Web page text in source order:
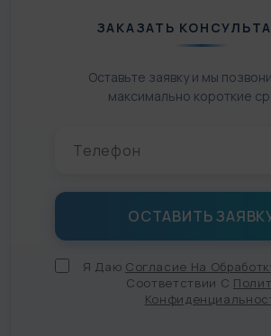
ЗАКАЗАТЬ
Оставьте заявку и мы
максимально короткие
Я Даю Согласие На
Соответствии С